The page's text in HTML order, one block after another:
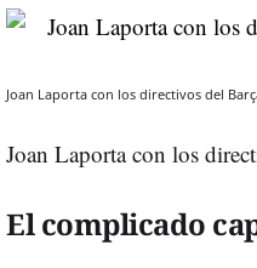
Joan Laporta con los directivos del
Joan Laporta con los
El complicado